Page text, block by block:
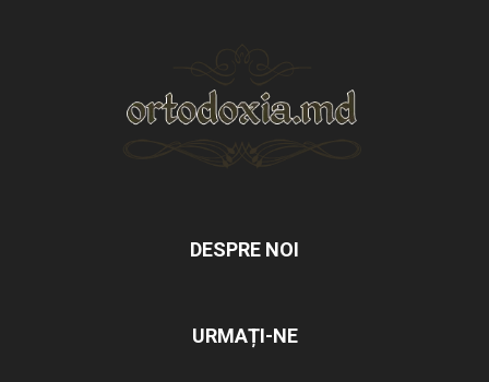
DESPRE NOI
URMAȚI-NE